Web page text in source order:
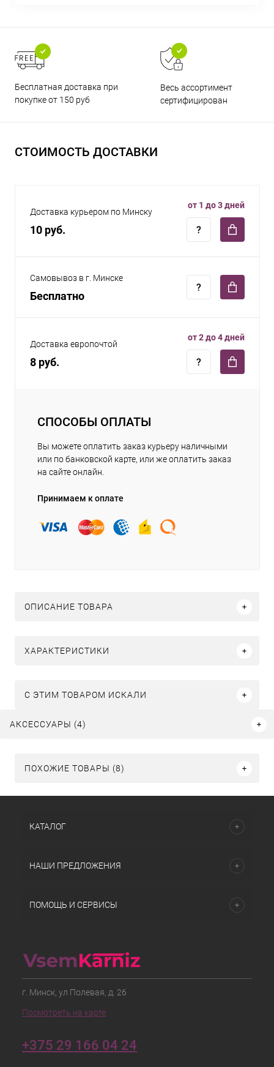
Бесплатная доставка при
покупке от 150 руб
Весь ассортимент
сертифицирован
СТОИМОСТЬ ДОСТАВКИ
Доставка курьером по Минску
10 руб.
от 1 до 3 дней
Самовывоз в г. Минске
Бесплатно
Доставка европочтой
8 руб.
от 2 до 4 дней
СПОСОБЫ ОПЛАТЫ
Вы можете оплатить заказ курьеру наличными
или по банковской карте, или же оплатить заказ
на сайте онлайн.
Принимаем к оплате
ОПИСАНИЕ ТОВАРА
ХАРАКТЕРИСТИКИ
C ЭТИМ ТОВАРОМ ИСКАЛИ
АКСЕССУАРЫ (4)
ПОХОЖИЕ ТОВАРЫ (8)
КАТАЛОГ
НАШИ ПРЕДЛОЖЕНИЯ
ПОМОЩЬ И СЕРВИСЫ
г. Минск, ул Полевая, д. 26
Посмотреть на карте
+375 29 166 04 24